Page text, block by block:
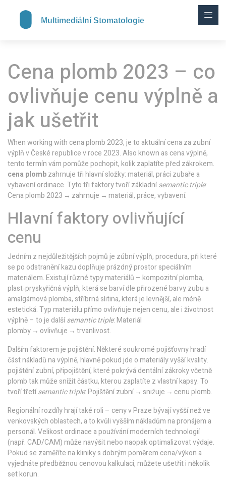
Cena plomb 2023 – co
ovlivňuje cenu výplně a
jak ušetřit
When working with cena plomb 2023,je to aktuální cena za zubní
výplň v České republice v roce 2023. Also known as cena výplně,
tento termín vám pomůže pochopit, kolik zaplatíte před zákrokem.
cena plombzahrnuje tři hlavní složky: materiál, práci zubaře a
vybavení ordinace. Tyto tři faktory tvoří základnísemantic triple:
Cena plomb 2023 → zahrnuje → materiál, práce, vybavení.
Hlavní faktory ovlivňující
cenu
Jedním z nejdůležitějších pojmů je zúbní výplň,procedura, při které
se po odstranění kazu doplňuje prázdný prostor speciálním
materiálem. Existují různé typy materiálů – kompozitní plomba,
plast‑pryskyřičná výplň, která se barví dle přirozené barvy zubu a
amalgámová plomba, stříbrná slitina, která je levnější, ale méně
estetická. Typ materiálu přímo ovlivňuje nejen cenu, ale i životnost
výplně – to je dalšísemantic triple: Materiál
plomby → ovlivňuje → trvanlivost.
Dalším faktorem je pojištění. Některé soukromé pojišťovny hradí
část nákladů na výplně, hlavně pokud jde o materiály vyšší kvality.
pojištění zubní,připojištění, které pokrývá dentální zákroky včetně
plombtak může snížit částku, kterou zaplatíte z vlastní kapsy. To
tvoří třetísemantic triple: Pojištění zubní → snižuje → cenu plomb.
Regionální rozdíly hrají také roli – ceny v Praze bývají vyšší než ve
venkovských oblastech, a to kvůli vyšším nákladům na pronájem a
personál. Velikost ordinace a používání moderních technologií
(např. CAD/CAM) může navýšit nebo naopak optimalizovat výdaje.
Pokud se zaměříte na kliniky s dobrým poměrem cena/výkon a
vyjednáte předběžnou cenovou kalkulaci, můžete ušetřit i několik
set korun.